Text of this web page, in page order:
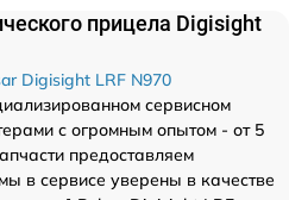
прицела Digisight
Digisight LRF N970
сервисном
с огромным опытом - от 5
предоставляем
в сервисе уверены в качестве